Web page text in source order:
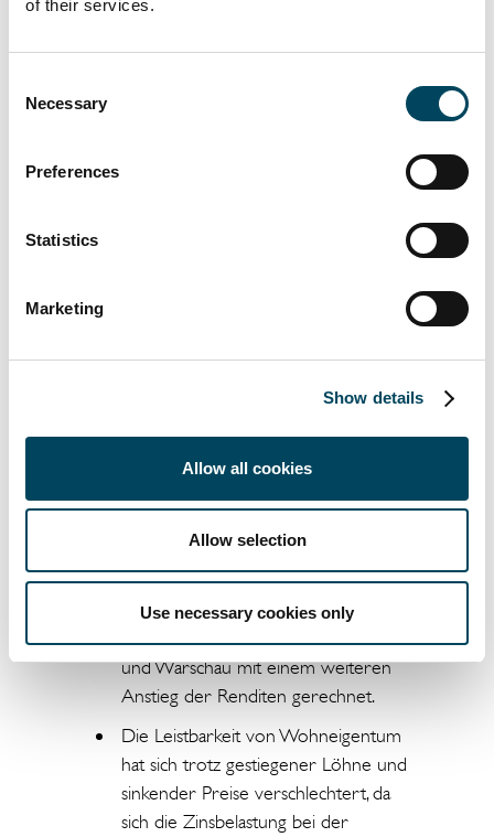
of their services.
Selection
Necessary
Preferences
Statistics
Marketing
Show details
Allow all cookies
Allow selection
Use necessary cookies only
weiter auf Wachstumskurs. Im
Quartal 2023), gefolgt von Zürich und
Genf mit jeweils 2,20 Prozent (Zürich:
+20 Basispunkte zum I. Quartal 2023;
Basispunkte zum I. Quartal 2023) und
Riga mit 5,60 Prozent (+20
Basispunkte zum I. Quartal 2023).
Es wird für alle untersuchten Städte
mit Ausnahme von Breslau, Krakau
und Warschau mit einem weiteren
Anstieg der Renditen gerechnet.
Die Leistbarkeit von Wohneigentum
hat sich trotz gestiegener Löhne und
sinkender Preise verschlechtert, da
sich die Zinsbelastung bei der